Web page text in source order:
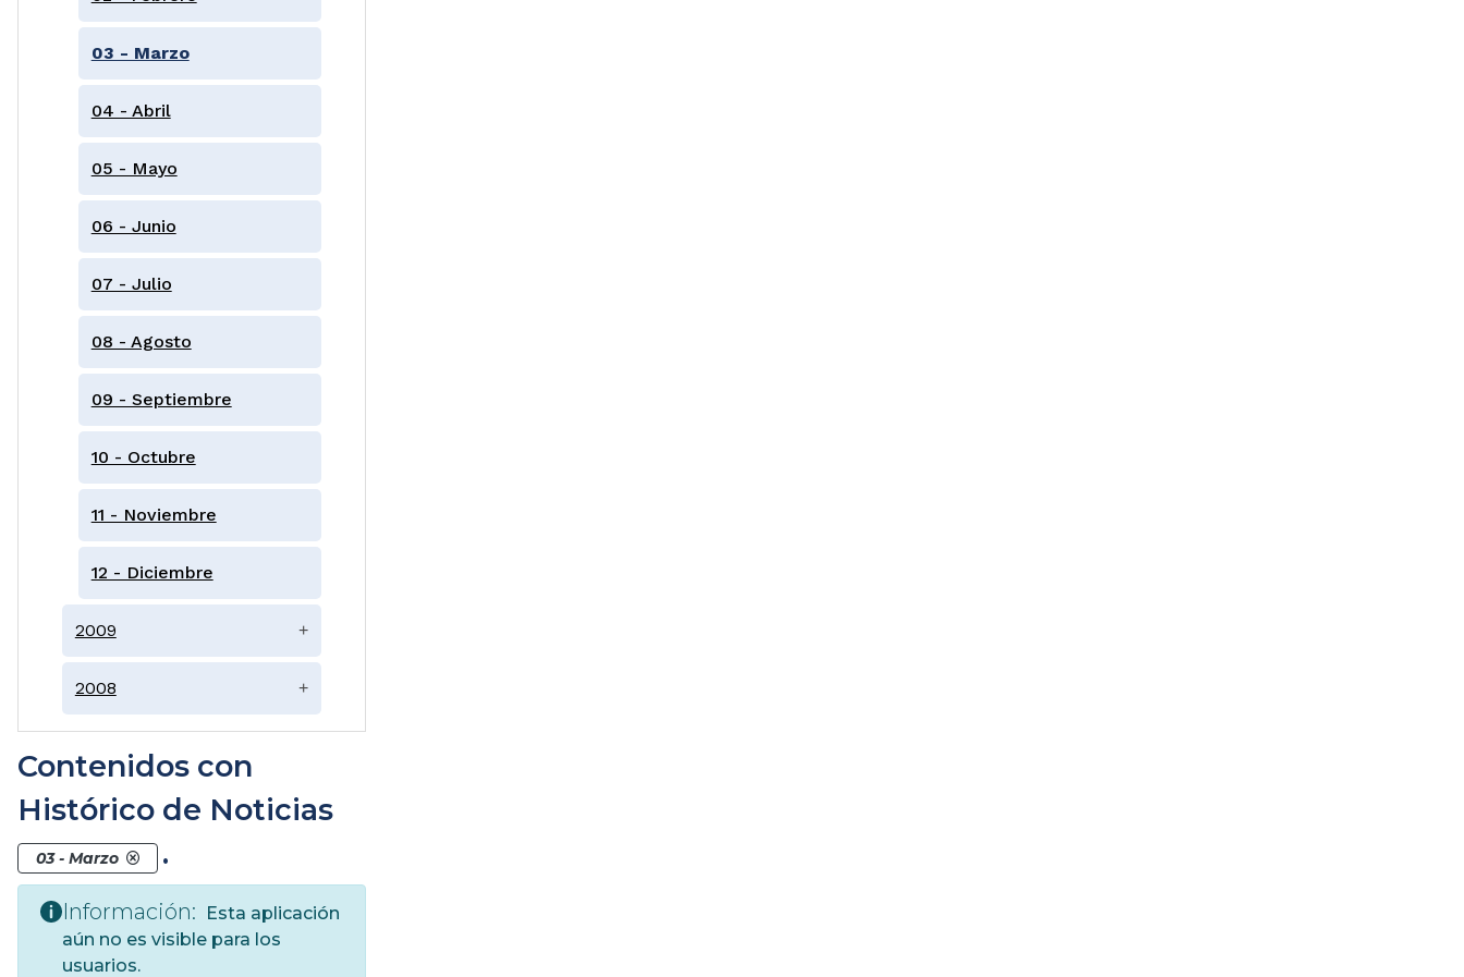
03 - Marzo
04 - Abril
05 - Mayo
06 - Junio
07 - Julio
08 - Agosto
09 - Septiembre
10 - Octubre
11 - Noviembre
12 - Diciembre
2009 +
2008 +
Contenidos con
Histórico de Noticias
03 - Marzo .
Información:
Esta aplicación
aún no es visible para los
usuarios.